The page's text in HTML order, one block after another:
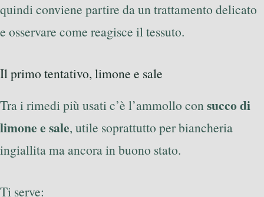
quindi conviene partire da un trattamento delicato
e osservare come reagisce il tessuto.
Il primo tentativo, limone e sale
Tra i rimedi più usati c’è l’ammollo consucco di
limone e sale, utile soprattutto per biancheria
ingiallita ma ancora in buono stato.
Ti serve: